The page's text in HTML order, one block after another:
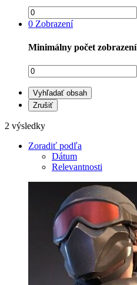
0 Zobrazení
Minimálny počet zobrazení
Vyhľadať obsah
Zrušiť
2 výsledky
Zoradiť podľa
Dátum
Relevantnosti